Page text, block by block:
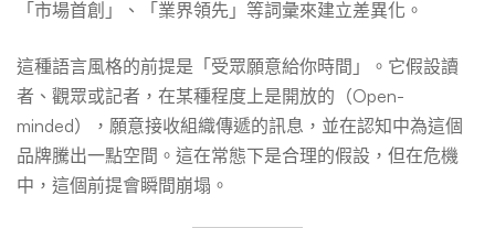
「市場首創」、「業界領先」等詞彙來建立差異化。
這種語言風格的前提是「受眾願意給你時間」。它假設讀
者、觀眾或記者，在某種程度上是開放的（Open-
minded），願意接收組織傳遞的訊息，並在認知中為這個
品牌騰出一點空間。這在常態下是合理的假設，但在危機
中，這個前提會瞬間崩塌。